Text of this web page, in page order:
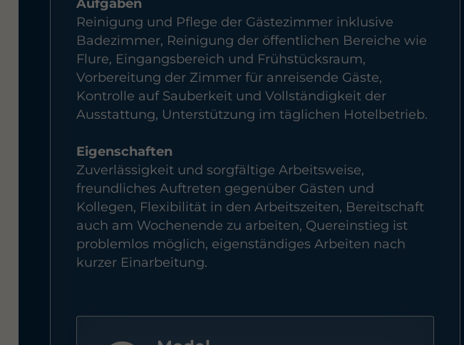
Aufgaben
Reinigung und Pflege der Gästezimmer inklusive
Badezimmer, Reinigung der öffentlichen Bereiche wie
Flure, Eingangsbereich und Frühstücksraum,
Vorbereitung der Zimmer für anreisende Gäste,
Kontrolle auf Sauberkeit und Vollständigkeit der
Ausstattung, Unterstützung im täglichen Hotelbetrieb.
Eigenschaften
Zuverlässigkeit und sorgfältige Arbeitsweise,
freundliches Auftreten gegenüber Gästen und
Kollegen, Flexibilität in den Arbeitszeiten, Bereitschaft
auch am Wochenende zu arbeiten, Quereinstieg ist
problemlos möglich, eigenständiges Arbeiten nach
kurzer Einarbeitung.